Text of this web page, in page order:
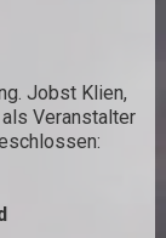
Jobst Klien,
Veranstalter